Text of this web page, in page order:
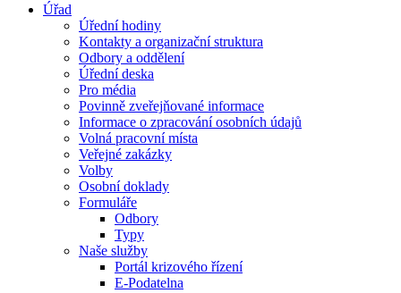
Úřad
Úřední hodiny
Kontakty a organizační struktura
Odbory a oddělení
Úřední deska
Pro média
Povinně zveřejňované informace
Informace o zpracování osobních údajů
Volná pracovní místa
Veřejné zakázky
Volby
Osobní doklady
Formuláře
Odbory
Typy
Naše služby
Portál krizového řízení
E-Podatelna